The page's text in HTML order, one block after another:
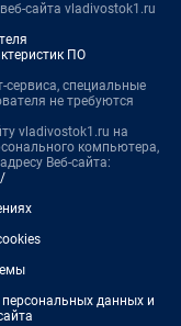
сайта vladivostok1.ru
ПО
сервиса, специальные
не требуются
vladivostok1.ru на
компьютера,
Веб-сайта:
данных и